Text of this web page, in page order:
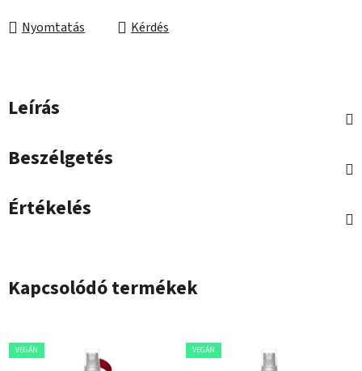
Nyomtatás
Kérdés
Leírás
Beszélgetés
Értékelés
Kapcsolódó termékek
VEGÁN VEGÁN